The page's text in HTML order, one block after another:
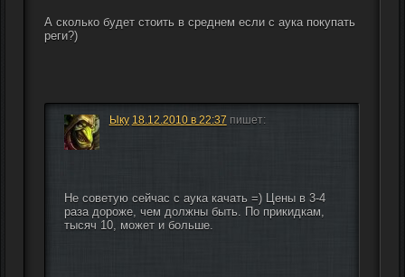
А сколько будет стоить в среднем если с аука покупать
реги?)
Ыку 18.12.2010 в 22:37 пишет:
Не советую сейчас с аука качать =) Цены в 3-4
раза дороже, чем должны быть. По прикидкам,
тысяч 10, может и больше.